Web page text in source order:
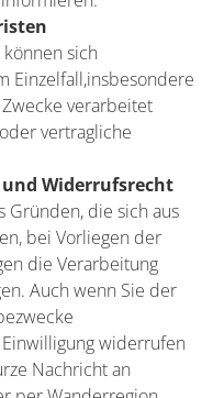
sich
Einzelfall,insbesondere
verarbeitet
vertragliche
und Widerrufsrecht
Gründen, die sich aus
bei Vorliegen der
die Verarbeitung
Auch wenn Sie der
widerrufen
Nachricht an